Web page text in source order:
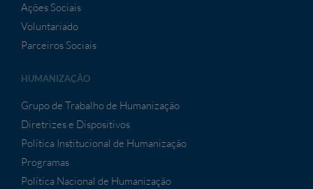
Ações Sociais
Voluntariado
Parceiros Sociais
HUMANIZAÇÃO
Grupo de Trabalho de Humanização
Diretrizes e Dispositivos
Política Institucional de Humanização
Programas
Política Nacional de Humanização